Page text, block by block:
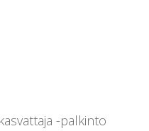
-palkinto